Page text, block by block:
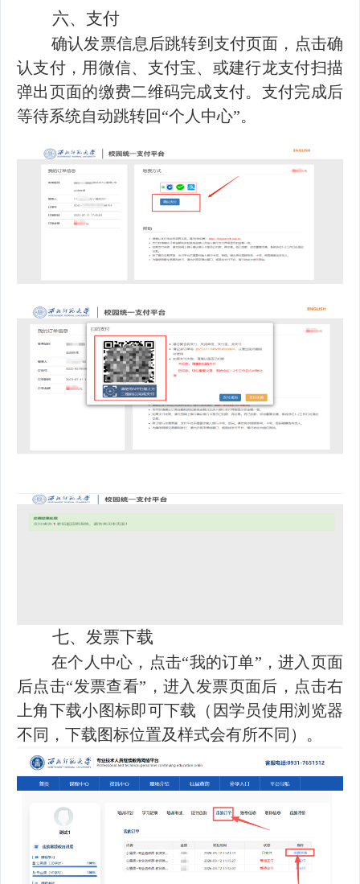
六、 支付
确认发票信息后跳转到支付页面，点击确
认支付，用微信、支付宝、或建行龙支付扫描
弹出页面的缴费二维码完成支付。支付完成后
等待系统自动跳转回“个人中心”。
七、 发票下载
在个人中心，点击“我的订单”，进入页面
后点击“发票查看”，进入发票页面后，点击右
上角下载小图标即可下载（因学员使用浏览器
不同，下载图标位置及样式会有所不同）。